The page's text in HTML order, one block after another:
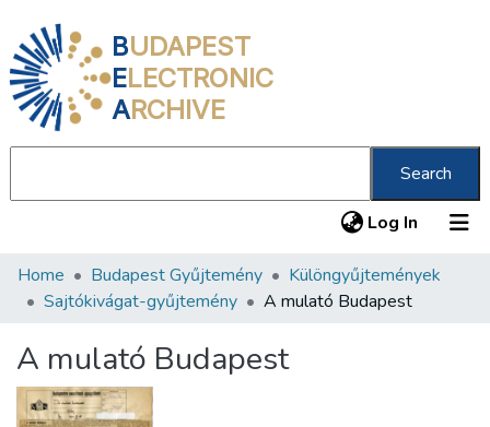
BUDAPEST
ELECTRONIC
ARCHIVE
Search
Log In (current)
Communities & Collections
Statistics
About us
Home Budapest Gyűjtemény
Különgyűjtemények
Sajtókivágat-gyűjtemény
A mulató Budapest
A mulató Budapest